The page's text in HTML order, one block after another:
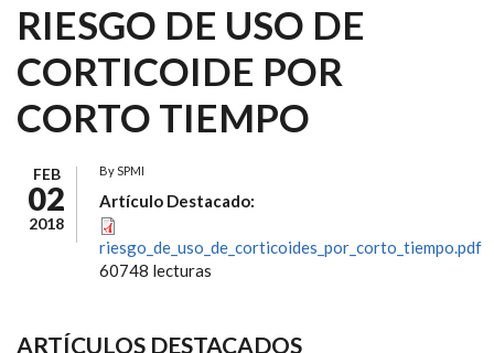
RIESGO DE USO DE
CORTICOIDE POR
CORTO TIEMPO
FEB
02
2018
BySPMI
Artículo Destacado:
riesgo_de_uso_de_corticoides_por_corto_tiempo.pdf
60748 lecturas
ARTÍCULOS DESTACADOS